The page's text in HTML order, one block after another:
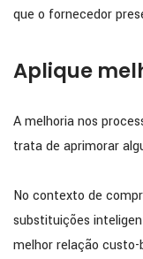
que o fornecedor
Aplique
A melhoria nos
trata de aprimorar
No contexto de
substituições
melhor relação